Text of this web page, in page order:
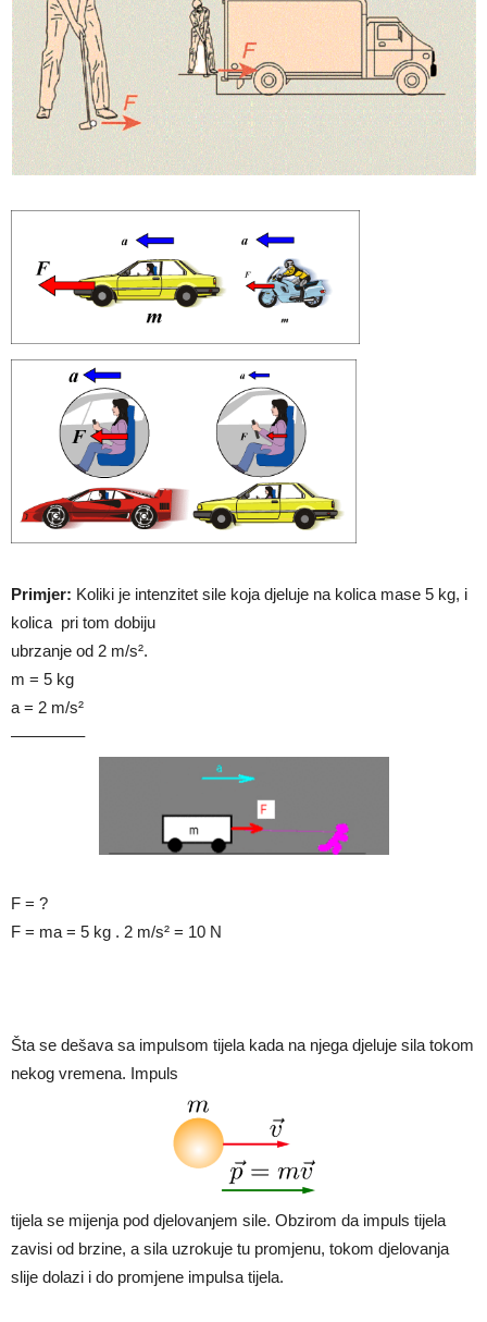
Primjer: Koliki je intenzitet sile koja djeluje na kolica mase 5 kg, i
kolica pri tom dobiju
ubrzanje od 2 m/s².
m = 5 kg
a = 2 m/s²
————–
F = ?
F = ma = 5 kg . 2 m/s² = 10 N
Šta se dešava sa impulsom tijela kada na njega djeluje sila tokom
nekog vremena. Impuls
tijela se mijenja pod djelovanjem sile. Obzirom da impuls tijela
zavisi od brzine, a sila uzrokuje tu promjenu, tokom djelovanja
slije dolazi i do promjene impulsa tijela.